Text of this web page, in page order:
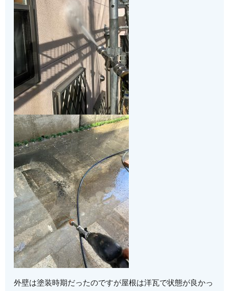
外壁は塗装時期だったのですが屋根は洋瓦で状態が良かっ